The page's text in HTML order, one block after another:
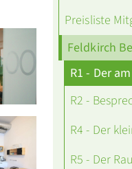
Preisliste
Feldkirch
R1 - Der
R2 -
R4 - Der
R5 - Der